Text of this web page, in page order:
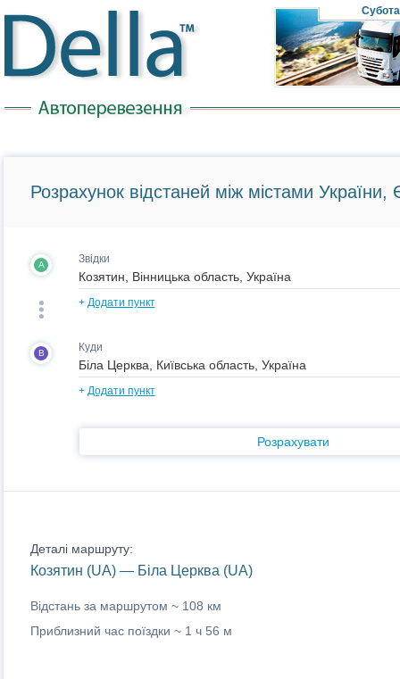
Субота
Розрахунок відстаней між містами України,
A Звідки
+ Додати пункт
B Куди
+ Додати пункт
Розрахувати
Деталі маршруту:
Козятин (UA) — Біла Церква (UA)
Відстань за маршрутом ~ 108 км
Приблизний час поїздки ~ 1 ч 56 м